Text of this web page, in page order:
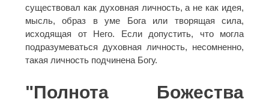
существовал как духовная личность, а не как идея,
мысль, образ в уме Бога или творящая сила,
исходящая от Него. Если допустить, что могла
подразумеваться духовная личность, несомненно,
такая личность подчинена Богу.
"Полнота Божества